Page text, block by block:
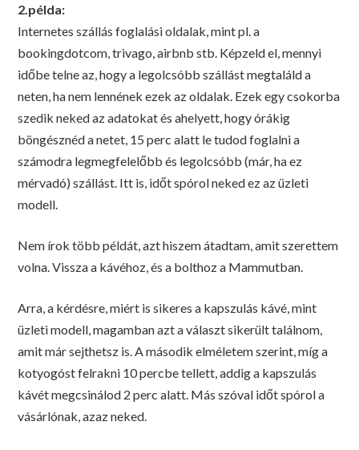
2.példa:
Internetes szállás foglalási oldalak, mint pl. a
bookingdotcom, trivago, airbnb stb. Képzeld el, mennyi
időbe telne az, hogy a legolcsóbb szállást megtaláld a
neten, ha nem lennének ezek az oldalak. Ezek egy csokorba
szedik neked az adatokat és ahelyett, hogy órákig
böngésznéd a netet, 15 perc alatt le tudod foglalni a
számodra legmegfelelőbb és legolcsóbb (már, ha ez
mérvadó) szállást. Itt is, időt spórol neked ez az üzleti
modell.
Nem írok több példát, azt hiszem átadtam, amit szerettem
volna. Vissza a kávéhoz, és a bolthoz a Mammutban.
Arra, a kérdésre, miért is sikeres a kapszulás kávé, mint
üzleti modell, magamban azt a választ sikerült találnom,
amit már sejthetsz is. A második elméletem szerint, míg a
kotyogóst felrakni 10 percbe tellett, addig a kapszulás
kávét megcsinálod 2 perc alatt. Más szóval időt spórol a
vásárlónak, azaz neked.